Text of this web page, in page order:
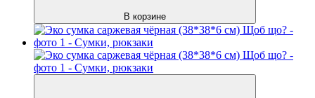
В корзине